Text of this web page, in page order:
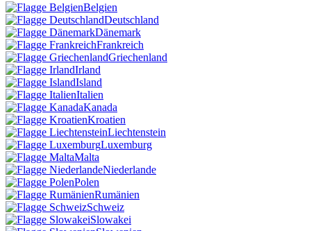
Belgien
Deutschland
Dänemark
Frankreich
Griechenland
Irland
Island
Italien
Kanada
Kroatien
Liechtenstein
Luxemburg
Malta
Niederlande
Polen
Rumänien
Schweiz
Slowakei